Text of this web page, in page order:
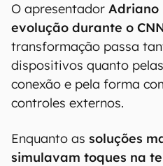
O apresentador Adriano
evolução durante o
transformação passa
dispositivos quanto
conexão e pela forma
controles externos.
Enquanto as soluções
simulavam toques na